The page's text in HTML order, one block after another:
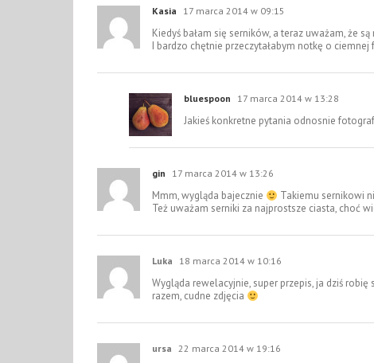
Kasia 17 marca 2014 w 09:15
Kiedyś bałam się serników, a teraz uważam, że
I bardzo chętnie przeczytałabym notkę o
bluespoon 17 marca 2014 w 13:28
Jakieś konkretne pytania odnosnie
gin 17 marca 2014 w 13:26
Mmm, wygląda bajecznie
Takiemu sernikowi
Też uważam serniki za najprostsze ciasta, choć
Luka 18 marca 2014 w 10:16
Wygląda rewelacyjnie, super przepis, ja dziś
razem, cudne zdjęcia
ursa 22 marca 2014 w 19:16